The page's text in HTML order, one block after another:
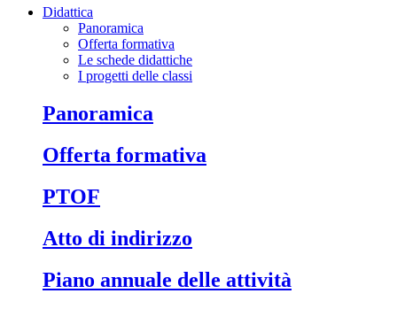
Didattica
Panoramica
Offerta formativa
Le schede didattiche
I progetti delle classi
Panoramica
Offerta formativa
PTOF
Atto di indirizzo
Piano annuale delle attività